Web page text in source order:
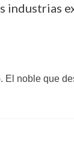
industrias
El noble que